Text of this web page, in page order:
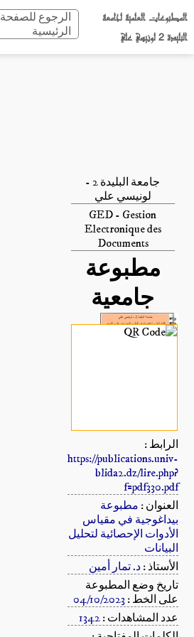
المطبوعات العلمية لجامعة
البليدة 2 لونيسي علي
الرجوع للصفحة
الرئيسية
جامعة البليدة 2 -
لونيسي علي
GED - Gestion
Electronique des
Documents
مطبوعة
جامعية
الرابط :
https://publications.univ-
blida2.dz/lire.php?
f=pdf330.pdf
العنوان : مطبوعة
بيداغوجية في مقياس
الأدوات الإحصائية لتحليل
البيانات
الأستاذ :د. تمار أمين
تاريخ وضع المطبوعة
على الخط :04/10/2023
عدد المشاهدات :1342